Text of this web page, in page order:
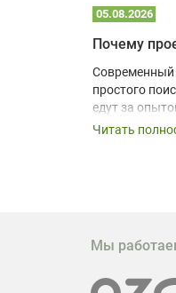
05.08.2026
Современный
простого
едут за
ощущениями.
эффективных
проектора.
Читать
Мы